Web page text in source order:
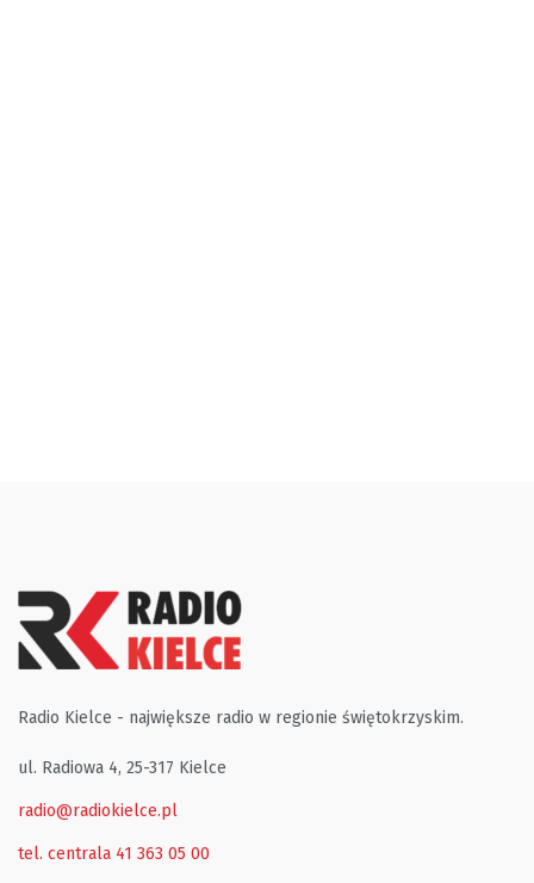
Radio Kielce - największe radio w regionie świętokrzyskim.
ul. Radiowa 4, 25-317 Kielce
radio@radiokielce.pl
tel. centrala 41 363 05 00